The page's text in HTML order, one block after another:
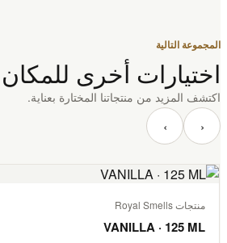
المجموعة التالية
اختيارات أخرى للمكان
اكتشف المزيد من منتجاتنا المختارة بعناية.
‹ ›
منتجات Royal Smells
VANILLA · 125 ML